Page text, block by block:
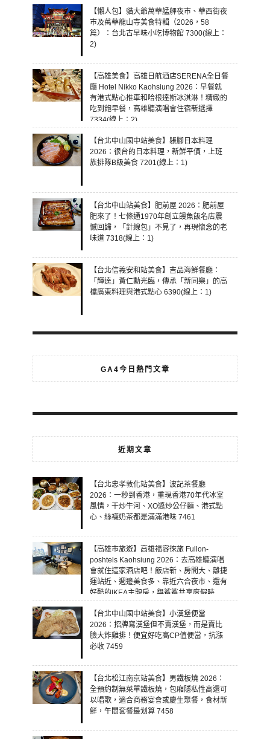
【懶人包】貓大爺萬華艋舺夜市、華西街夜
市及萬華龍山寺美食特輯（2026，58
篇）：台北古早味小吃博物館 7300(線上：
2)
【高雄美食】高雄日航酒店SERENA全日餐
廳 Hotel Nikko Kaohsiung 2026：早餐就
有港式點心推車和哈根達斯冰淇淋！精緻的
吃到飽早餐，高雄聽演唱會住宿新選擇
7334(線上：2)
【台北中山國中站美食】躼腳日本料理
2026：很台的日本料理，新鮮平價，上班
族排隊B級美食 7201(線上：1)
【台北中山站美食】肥前屋 2026：肥前屋
肥來了！七條通1970年創立饅魚飯名店震
憾回歸，「針線包」不見了，再現懷念的老
味道 7318(線上：1)
【台北信義安和站美食】吉品海鮮餐廳：
「輝達」黃仁勳光臨，傳承「新同樂」的高
檔廣東料理與港式點心 6390(線上：1)
GA4今日熱門文章
近期文章
【台北忠孝敦化站美食】波記茶餐廳
2026：一秒到香港，重現香港70年代冰室
風情，干炒牛河、XO醬炒公仔麵、港式點
心、絲襪奶茶都是滿滿港味 7461
【高雄市旅遊】高雄福容徠旅 Fullon-
poshtels Kaohsiung 2026：去高雄聽演唱
會就住這家酒店吧！飯店新、房間大、離捷
運站近、週邊美食多、靠近六合夜市、還有
好酷的IKEA主題房，與鯊鯊共享度假時
光！ 7460
【台北中山國中站美食】小漢堡便當
2026：招牌寫漢堡但不賣漢堡，而是賣比
臉大炸雞排！便宜好吃高CP值便當，抗漲
必收 7459
【台北松江南京站美食】男鐵板燒 2026：
全預約制無菜單鐵板燒，包廂隱私性高還可
以唱歌，適合商務宴會或慶生聚餐，食材新
鮮，午間套餐最划算 7458